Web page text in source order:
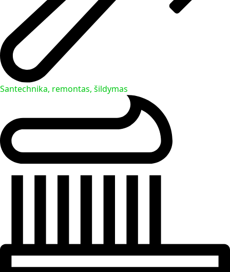
Santechnika, remontas, šildymas